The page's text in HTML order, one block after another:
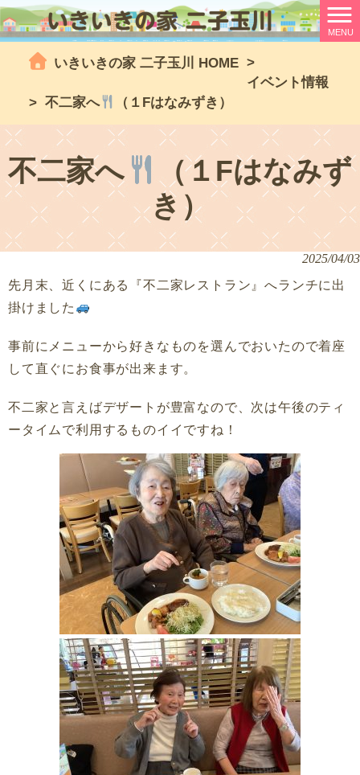
MENU
いきいきの家 二子玉川 HOME >
イベント情報
> 不二家へ （１Fはなみずき）
不二家へ
（１Fはなみず
き）
2025/04/03
先月末、近くにある『不二家レストラン』へランチに出
掛けました
事前にメニューから好きなものを選んでおいたので着座
して直ぐにお食事が出来ます。
不二家と言えばデザートが豊富なので、次は午後のティ
ータイムで利用するものイイですね！